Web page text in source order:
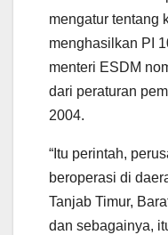
mengatur tentang
menghasilkan PI
menteri ESDM
dari peraturan
2004.
“Itu perintah,
beroperasi di
Tanjab Timur,
dan sebagainya,